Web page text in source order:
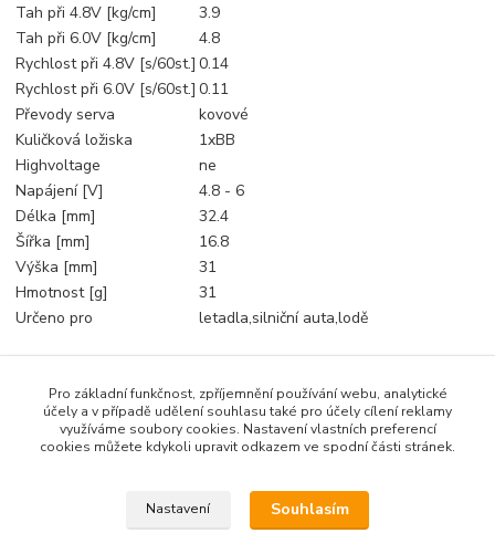
Tah při 4.8V [kg/cm]
3.9
Tah při 6.0V [kg/cm]
4.8
Rychlost při 4.8V [s/60st.] 0.14
Rychlost při 6.0V [s/60st.] 0.11
Převody serva
kovové
Kuličková ložiska
1xBB
Highvoltage
ne
Napájení [V]
4.8 - 6
Délka [mm]
32.4
Šířka [mm]
16.8
Výška [mm]
31
Hmotnost [g]
31
Určeno pro
letadla,silniční auta,lodě
Zboží zařazeno v kategoriích
Serva
Pro základní funkčnost, zpříjemnění používání webu, analytické
účely a v případě udělení souhlasu také pro účely cílení reklamy
využíváme soubory cookies. Nastavení vlastních preferencí
cookies můžete kdykoli upravit odkazem ve spodní části stránek.
Nastavení Souhlasím